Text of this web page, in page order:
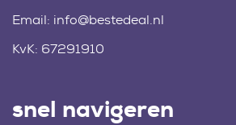
Email: info@bestedeal.nl
KvK: 67291910
snel navigeren